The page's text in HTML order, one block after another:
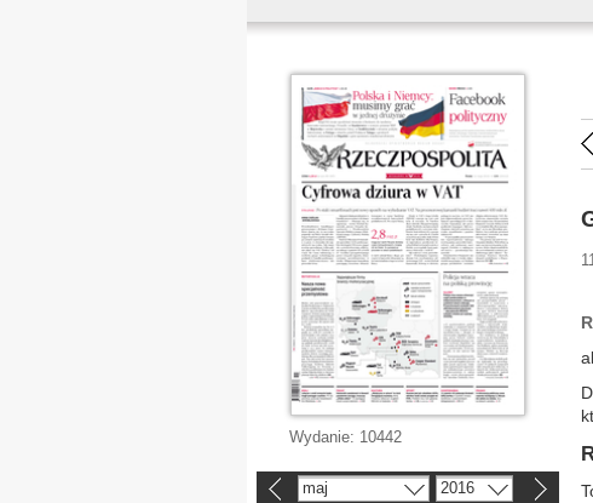
Wydanie: 10442
maj 2016